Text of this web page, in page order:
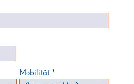
Mobilität *